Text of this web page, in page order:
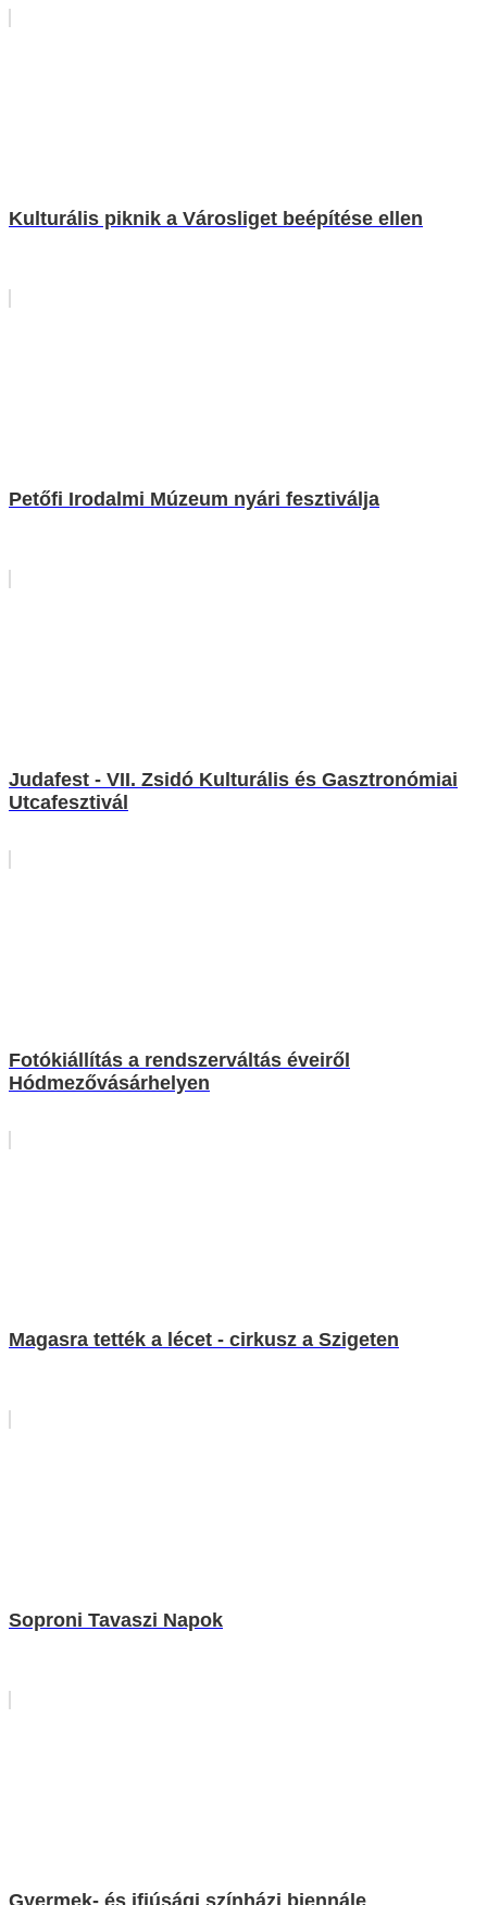
Kulturális piknik a Városliget beépítése ellen
Petőfi Irodalmi Múzeum nyári fesztiválja
Judafest - VII. Zsidó Kulturális és Gasztronómiai
Utcafesztivál
Fotókiállítás a rendszerváltás éveiről
Hódmezővásárhelyen
Magasra tették a lécet - cirkusz a Szigeten
Soproni Tavaszi Napok